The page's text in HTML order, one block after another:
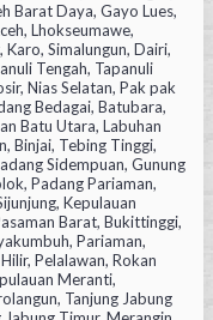
Barat Daya, Gayo Lues,
Lhokseumawe,
Karo, Simalungun, Dairi,
Tengah, Tapanuli
Nias Selatan, Pak pak
Bedagai, Batubara,
Batu Utara, Labuhan
Binjai, Tebing Tinggi,
Sidempuan, Gunung
Padang Pariaman,
Kepulauan
Barat, Bukittinggi,
Pariaman,
Pelalawan, Rokan
Meranti,
Tanjung Jabung